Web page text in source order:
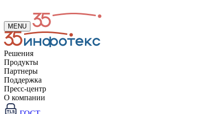
MENU
Решения
Продукты
Партнеры
Поддержка
Пресс-центр
О компании